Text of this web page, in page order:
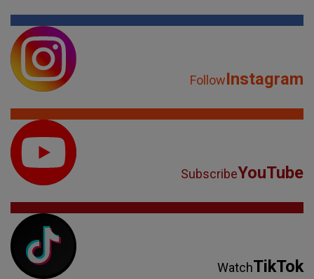
FollowInstagram
SubscribeYouTube
WatchTikTok